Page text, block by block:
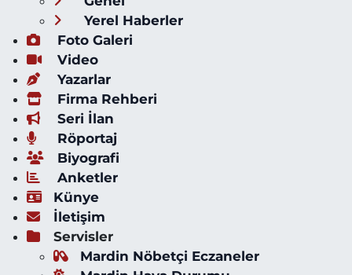
Yerel Haberler
Foto Galeri
Video
Yazarlar
Firma Rehberi
Seri İlan
Röportaj
Biyografi
Anketler
Künye
İletişim
Servisler
Mardin Nöbetçi Eczaneler